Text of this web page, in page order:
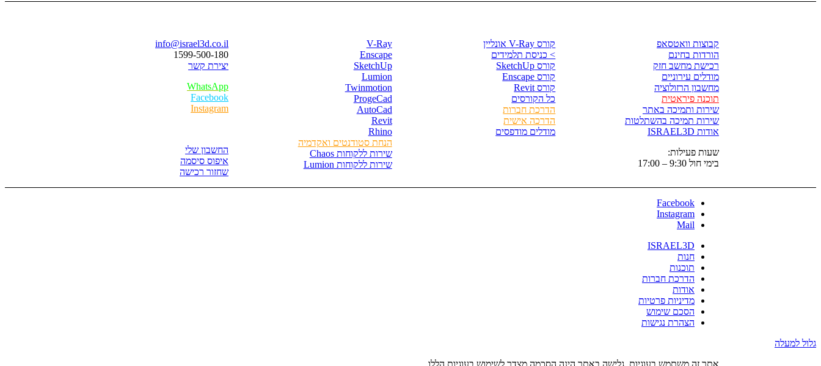
info@israel3d.co.il
1599-500-180
יצירת קשר
WhatsApp
Facebook
Instagram
החשבון שלי
איפוס סיסמה
שחזור רכישה
V-Ray
Enscape
SketchUp
Lumion
Twinmotion
ProgeCad
AutoCad
Revit
Rhino
הנחת סטודנטים ואקדמיה
שירות ללקוחות Chaos
שירות ללקוחות Lumion
קורס V-Ray אונליין
> כניסת תלמידים
קורס SketchUp
קורס Enscape
קורס Revit
כל הקורסים
הדרכת חברות
הדרכה אישית
מודלים מודפסים
קבוצות וואטסאפ
הורדות בחינם
רכישת מחשב חזק
מודלים עירוניים
מחשבון הרזולוציה
תוכנה פיראטית
שירות ותמיכה באתר
שירות תמיכה בהשתלטות
אודות ISRAEL3D
שעות פעילות:
בימי חול 9:30 – 17:00
Facebook
Instagram
Mail
ISRAEL3D
חנות
תוכנות
הדרכת חברות
אודות
מדיניות פרטיות
הסכם שימוש
הצהרת נגישות
גלול למעלה
אתר זה משתמש בעוגיות. גלישה באתר הינה הסכמה מצדך לשימוש בעוגיות הללו.